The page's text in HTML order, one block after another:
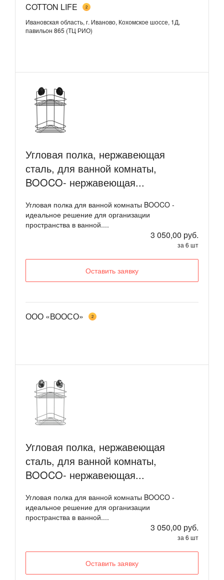
COTTON LIFE 2
Ивановская область, г. Иваново, Кохомское шоссе, 1Д,
павильон 865 (ТЦ РИО)
Угловая полка, нержавеющая
сталь, для ванной комнаты,
BOOCO- нержавеющая...
Угловая полка для ванной комнаты BOOCO -
идеальное решение для организации
пространства в ванной....
3 050,00 руб.
за 6 шт
Оставить заявку
ООО «ВООСО» 2
Угловая полка, нержавеющая
сталь, для ванной комнаты,
BOOCO- нержавеющая...
Угловая полка для ванной комнаты BOOCO -
идеальное решение для организации
пространства в ванной....
3 050,00 руб.
за 6 шт
Оставить заявку